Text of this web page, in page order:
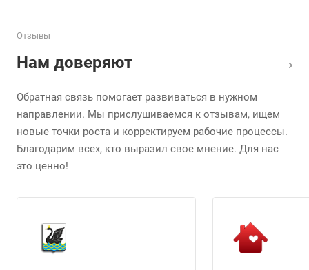
Отзывы
Нам доверяют
Обратная связь помогает развиваться в нужном
направлении. Мы прислушиваемся к отзывам, ищем
новые точки роста и корректируем рабочие процессы.
Благодарим всех, кто выразил свое мнение. Для нас
это ценно!